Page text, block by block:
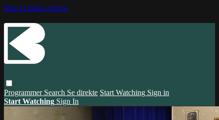
Skip to main content
Programmer Search Se direkte Start Watching Sign in
Start Watching Sign In